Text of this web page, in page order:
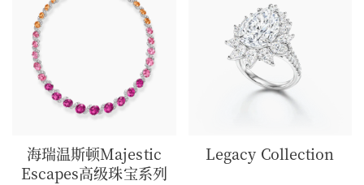
海瑞温斯顿Majestic
Escapes高级珠宝系⁠列
Legacy Collection